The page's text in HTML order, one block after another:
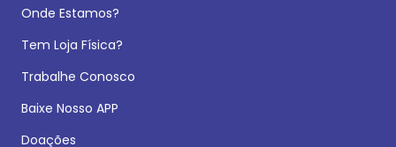
Onde Estamos?
Tem Loja Física?
Trabalhe Conosco
Baixe Nosso APP
Doações